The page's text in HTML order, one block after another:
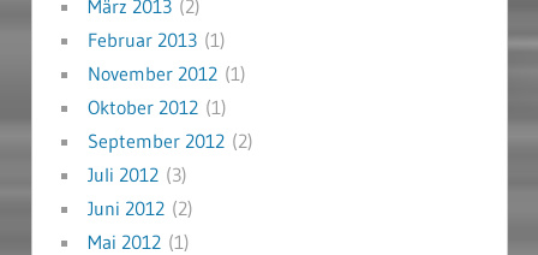
März 2013(2)
Februar 2013(1)
November 2012(1)
Oktober 2012(1)
September 2012(2)
Juli 2012(3)
Juni 2012(2)
Mai 2012(1)